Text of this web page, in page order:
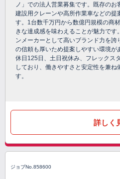
ノ」での法人営業募集です。既存のお
建設用クレーンや高所作業車などの提
す。1台数千万円から数億円規模の商
きな達成感を味わえることが魅力です
ンメーカーとして高いブランド力を誇
の信頼も厚いため提案しやすい環境が
休日125日、土日祝休み、フレックス
しており、働きやすさと安定性を兼ね
す。
詳しく
ジョブNo.858600